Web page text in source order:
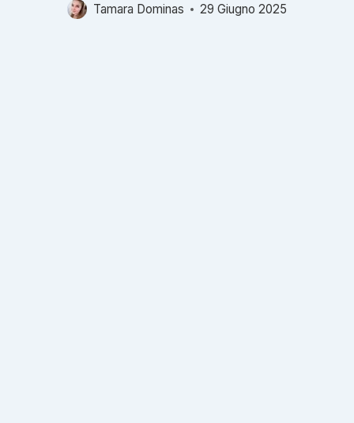
Tamara Dominas 29 Giugno 2025